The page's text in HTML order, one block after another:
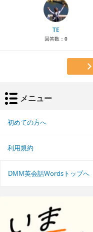
TE
回答数： 0
メニュー
初めての方へ
利用規約
DMM英会話Wordsトップへ